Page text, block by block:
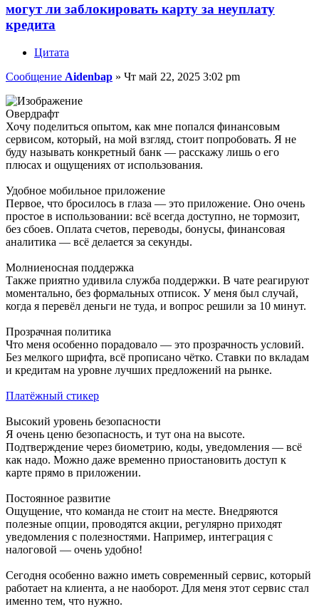
могут ли заблокировать карту за неуплату
кредита
Цитата
Сообщение Aidenbap » Чт май 22, 2025 3:02 pm
Овердрафт
Хочу поделиться опытом, как мне попался финансовым
сервисом, который, на мой взгляд, стоит попробовать. Я не
буду называть конкретный банк — расскажу лишь о его
плюсах и ощущениях от использования.
Удобное мобильное приложение
Первое, что бросилось в глаза — это приложение. Оно очень
простое в использовании: всё всегда доступно, не тормозит,
без сбоев. Оплата счетов, переводы, бонусы, финансовая
аналитика — всё делается за секунды.
Молниеносная поддержка
Также приятно удивила служба поддержки. В чате реагируют
моментально, без формальных отписок. У меня был случай,
когда я перевёл деньги не туда, и вопрос решили за 10 минут.
Прозрачная политика
Что меня особенно порадовало — это прозрачность условий.
Без мелкого шрифта, всё прописано чётко. Ставки по вкладам
и кредитам на уровне лучших предложений на рынке.
Платёжный стикер
Высокий уровень безопасности
Я очень ценю безопасность, и тут она на высоте.
Подтверждение через биометрию, коды, уведомления — всё
как надо. Можно даже временно приостановить доступ к
карте прямо в приложении.
Постоянное развитие
Ощущение, что команда не стоит на месте. Внедряются
полезные опции, проводятся акции, регулярно приходят
уведомления с полезностями. Например, интеграция с
налоговой — очень удобно!
Сегодня особенно важно иметь современный сервис, который
работает на клиента, а не наоборот. Для меня этот сервис стал
именно тем, что нужно.